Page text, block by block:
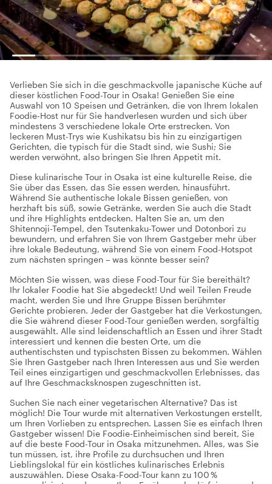
Verlieben Sie sich in die geschmackvolle japanische Küche auf
dieser köstlichen Food-Tour in Osaka! Genießen Sie eine
Auswahl von 10 Speisen und Getränken, die von Ihrem lokalen
Foodie-Host nur für Sie handverlesen wurden und sich über
mindestens 3 verschiedene lokale Orte erstrecken. Von
leckeren Must-Trys wie Kushikatsu bis hin zu einzigartigen
Gerichten, die typisch für die Stadt sind, wie Sushi; Sie
werden verwöhnt, also bringen Sie Ihren Appetit mit.
Diese kulinarische Tour in Osaka ist eine kulturelle Reise, die
Sie über das Essen, das Sie essen werden, hinausführt.
Während Sie authentische lokale Bissen genießen, von
herzhaft bis süß, sowie Getränke, werden Sie auch die Stadt
und ihre Highlights entdecken. Halten Sie an, um den
Shitennoji-Tempel, den Tsutenkaku-Tower und Dotonbori zu
bewundern, und erfahren Sie von Ihrem Gastgeber mehr über
ihre lokale Bedeutung, während Sie von einem Food-Hotspot
zum nächsten springen – was könnte besser sein?
Möchten Sie wissen, was diese Food-Tour für Sie bereithält?
Ihr lokaler Foodie hat Sie abgedeckt! Und weil Teilen Freude
macht, werden Sie und Ihre Gruppe Bissen berühmter
Gerichte probieren. Jeder der Gastgeber hat die Verkostungen,
die Sie während dieser Food-Tour genießen werden, sorgfältig
ausgewählt. Alle sind leidenschaftlich an Essen und ihrer Stadt
interessiert und kennen die besten Orte, um die
authentischsten und typischsten Bissen zu bekommen. Wählen
Sie Ihren Gastgeber nach Ihren Interessen aus und Sie werden
Teil eines einzigartigen und geschmackvollen Erlebnisses, das
auf Ihre Geschmacksknospen zugeschnitten ist.
Suchen Sie nach einer vegetarischen Alternative? Das ist
möglich! Die Tour wurde mit alternativen Verkostungen erstellt,
um Ihren Vorlieben zu entsprechen. Lassen Sie es einfach Ihren
Gastgeber wissen! Die Foodie-Einheimischen sind bereit, Sie
auf die beste Food-Tour in Osaka mitzunehmen. Alles, was Sie
tun müssen, ist, ihre Profile zu durchsuchen und Ihren
Lieblingslokal für ein köstliches kulinarisches Erlebnis
auszuwählen. Diese Osaka-Food-Tour kann zu 100 %